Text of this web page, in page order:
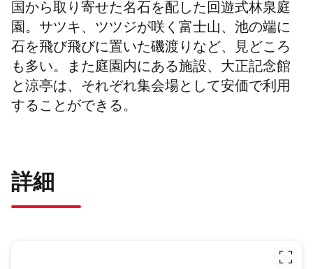
国から取り寄せた名石を配した回遊式林泉庭
園。サツキ、ツツジが咲く富士山、池の端に
石を飛び飛びに置いた磯渡りなど、見どころ
も多い。また庭園内にある施設、大正記念館
と涼亭は、それぞれ集会場として安価で利用
することができる。
詳細